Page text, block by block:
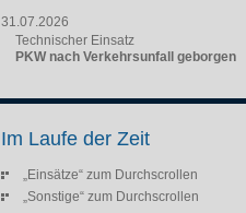
31.07.2026
Technischer Einsatz
PKW nach Verkehrsunfall geborgen
Im Laufe der Zeit
„Einsätze“ zum Durchscrollen
„Sonstige“ zum Durchscrollen